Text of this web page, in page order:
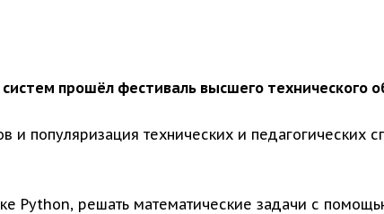
прошёл фестиваль высшего технического
и популяризация технических и педагогических
Python, решать математические задачи с